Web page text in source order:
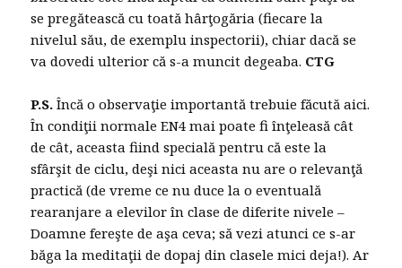
se pregătească cu toată hârţogăria (fiecare la
nivelul său, de exemplu inspectorii), chiar dacă se
va dovedi ulterior că s-a muncit degeaba. CTG
P.S. Încă o observaţie importantă trebuie făcută aici.
În condiţii normale EN4 mai poate fi înţeleasă cât
de cât, aceasta fiind specială pentru că este la
sfârşit de ciclu, deşi nici aceasta nu are o relevanţă
practică (de vreme ce nu duce la o eventuală
rearanjare a elevilor în clase de diferite nivele –
Doamne fereşte de aşa ceva; să vezi atunci ce s-ar
băga la meditaţii de dopaj din clasele mici deja!). Ar